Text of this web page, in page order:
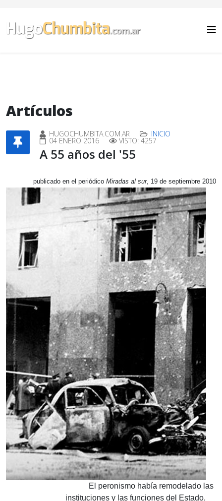
Artículos
HUGOCHUMBITA.COM.AR INICIO
04 ENERO 2016 VISTO: 4257
A 55 años del '55
publicado en el periódico Miradas al sur, 19 de septiembre 2010
El peronismo había remodelado las
instituciones y las funciones del Estado,